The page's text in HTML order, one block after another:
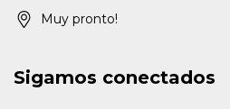
Muy pronto!
Sigamos conectados